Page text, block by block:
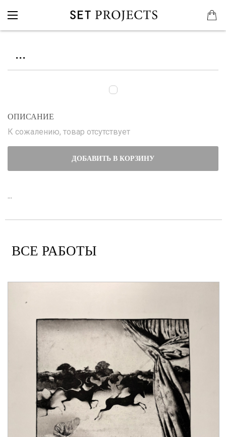
...
ОПИСАНИЕ
К сожалению, товар отсутствует
ДОБАВИТЬ В КОРЗИНУ
...
ВСЕ РАБОТЫ